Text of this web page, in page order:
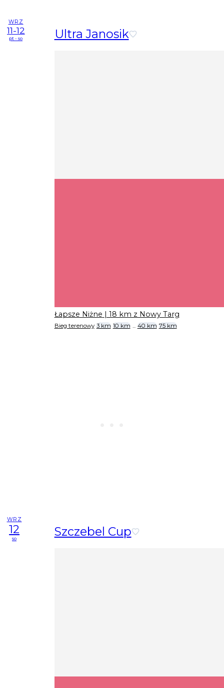
WRZ
11-12
pt - so Ultra Janosik
Łapsze Niżne | 18 km z Nowy Targ
Bieg terenowy 3 km 10 km 40 km 75 km
WRZ
12
so Szczebel Cup